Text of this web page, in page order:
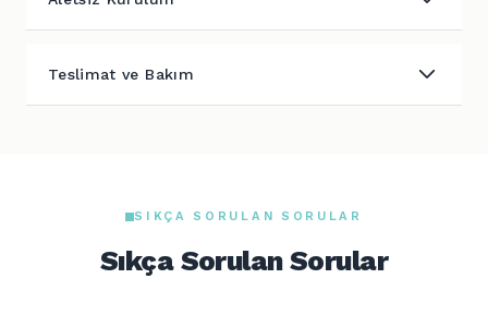
Teslimat ve Bakım
SIKÇA SORULAN SORULAR
Sıkça Sorulan Sorular